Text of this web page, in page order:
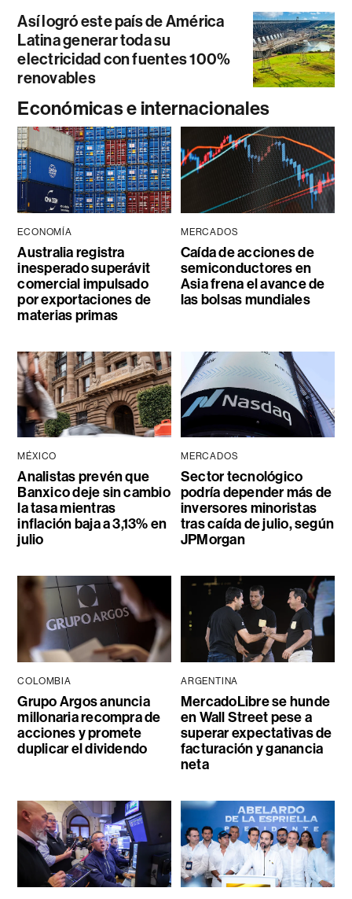
Así logró este país de América
Latina generar toda su
electricidad con fuentes 100%
renovables
Económicas e internacionales
ECONOMÍA
Australia registra
inesperado superávit
comercial impulsado
por exportaciones de
materias primas
MERCADOS
Caída de acciones de
semiconductores en
Asia frena el avance de
las bolsas mundiales
MÉXICO
Analistas prevén que
Banxico deje sin cambio
la tasa mientras
inflación baja a 3,13% en
julio
MERCADOS
Sector tecnológico
podría depender más de
inversores minoristas
tras caída de julio, según
JPMorgan
COLOMBIA
Grupo Argos anuncia
millonaria recompra de
acciones y promete
duplicar el dividendo
ARGENTINA
MercadoLibre se hunde
en Wall Street pese a
superar expectativas de
facturación y ganancia
neta